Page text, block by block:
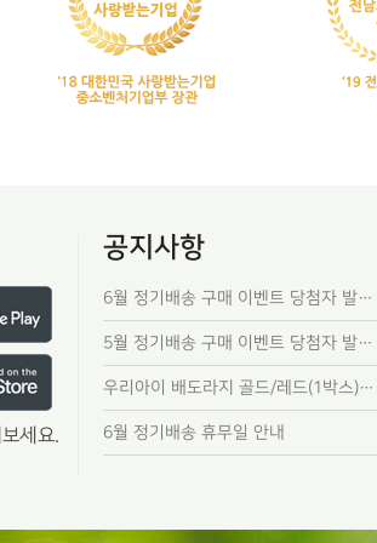
세요.
공지사항
6월 정기배송 구매 이벤트 당첨자 발…
5월 정기배송 구매 이벤트 당첨자 발…
우리아이 배도라지 골드/레드(1박스)…
6월 정기배송 휴무일 안내